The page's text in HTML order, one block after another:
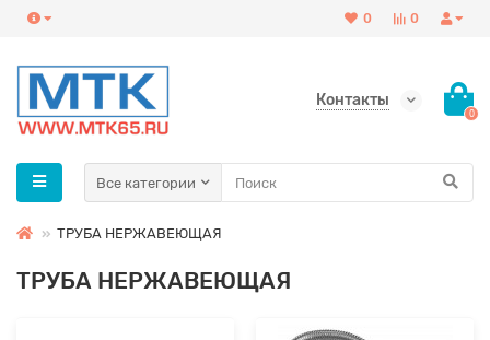
0
0
Контакты
0
Все категории
ТРУБА НЕРЖАВЕЮЩАЯ
ТРУБА НЕРЖАВЕЮЩАЯ